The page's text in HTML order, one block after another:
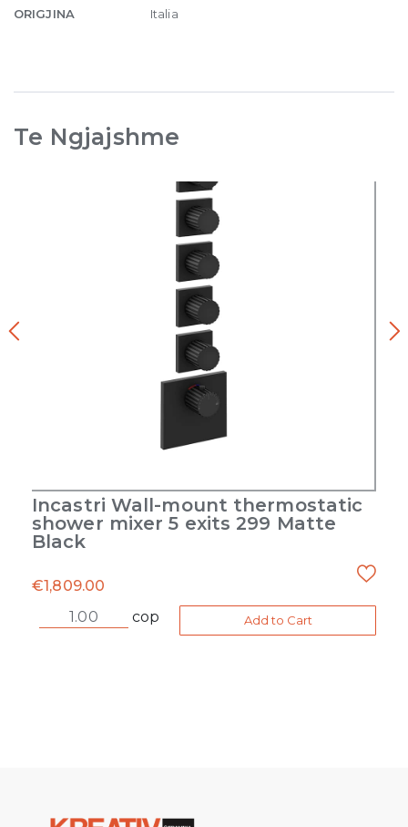
ORIGJINA Italia
Te Ngjajshme
Incastri Wall-mount thermostatic
shower mixer 5 exits 299 Matte
Black
€1,809.00
cop
Add to Cart